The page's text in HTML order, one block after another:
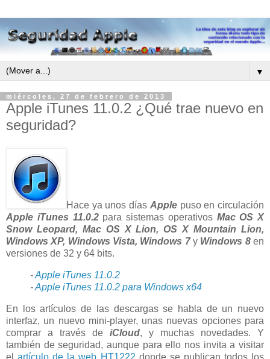
▼
miércoles, 27 de febrero de 2013
Apple iTunes 11.0.2 ¿Qué trae nuevo en
seguridad?
Hace ya unos días Applepuso en circulación
Apple iTunes 11.0.2para sistemas operativos Mac OS X
Snow Leopard, Mac OS X Lion, OS X Mountain Lion,
Windows XP, Windows Vista, Windows 7y Windows 8en
versiones de 32 y 64 bits.
-Apple iTunes 11.0.2
-Apple iTunes 11.0.2 para Windows x64
En los artículos de las descargas se habla de un nuevo
interfaz, un nuevo mini-player, unas nuevas opciones para
comprar a través de iCloud, y muchas novedades. Y
también de seguridad, aunque para ello nos invita a visitar
elartículo de la web HT1222 donde se publican todos los